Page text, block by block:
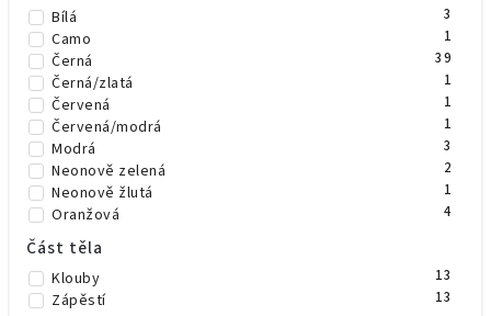
Bílá 3
Camo 1
Černá 39
Černá/zlatá 1
Červená 1
Červená/modrá 1
Modrá 3
Neonově zelená 2
Neonově žlutá 1
Oranžová 4
Růžová
Šedá
Zelená 3
Zelená/černá 1
Část těla
Klouby 13
Zápěstí 13